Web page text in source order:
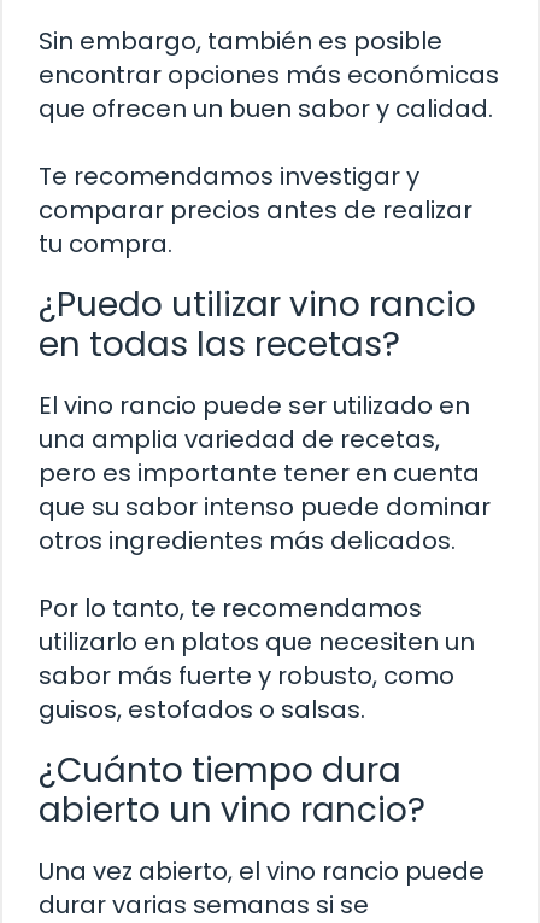
Sin embargo, también es posible
encontrar opciones más económicas
que ofrecen un buen sabor y calidad.
Te recomendamos investigar y
comparar precios antes de realizar
tu compra.
¿Puedo utilizar vino rancio
en todas las recetas?
El vino rancio puede ser utilizado en
una amplia variedad de recetas,
pero es importante tener en cuenta
que su sabor intenso puede dominar
otros ingredientes más delicados.
Por lo tanto, te recomendamos
utilizarlo en platos que necesiten un
sabor más fuerte y robusto, como
guisos, estofados o salsas.
¿Cuánto tiempo dura
abierto un vino rancio?
Una vez abierto, el vino rancio puede
durar varias semanas si se